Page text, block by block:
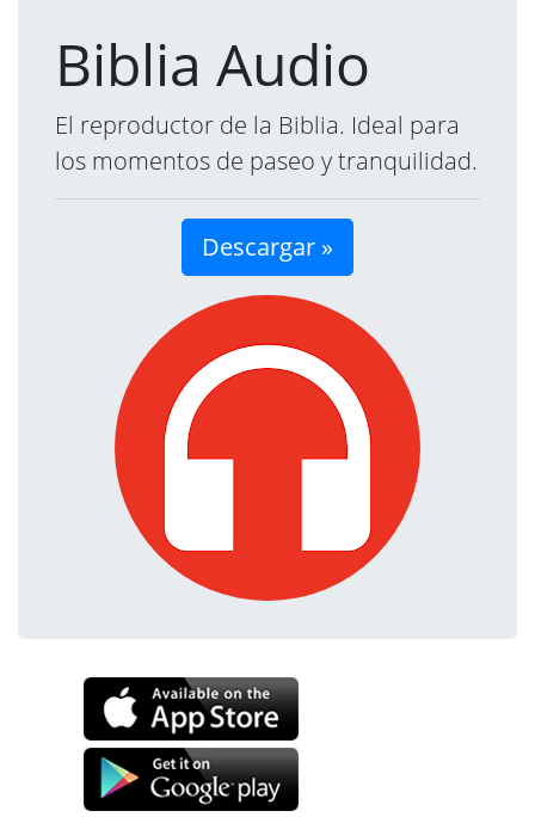
Biblia Audio
El reproductor de la Biblia. Ideal para
los momentos de paseo y tranquilidad.
Descargar »